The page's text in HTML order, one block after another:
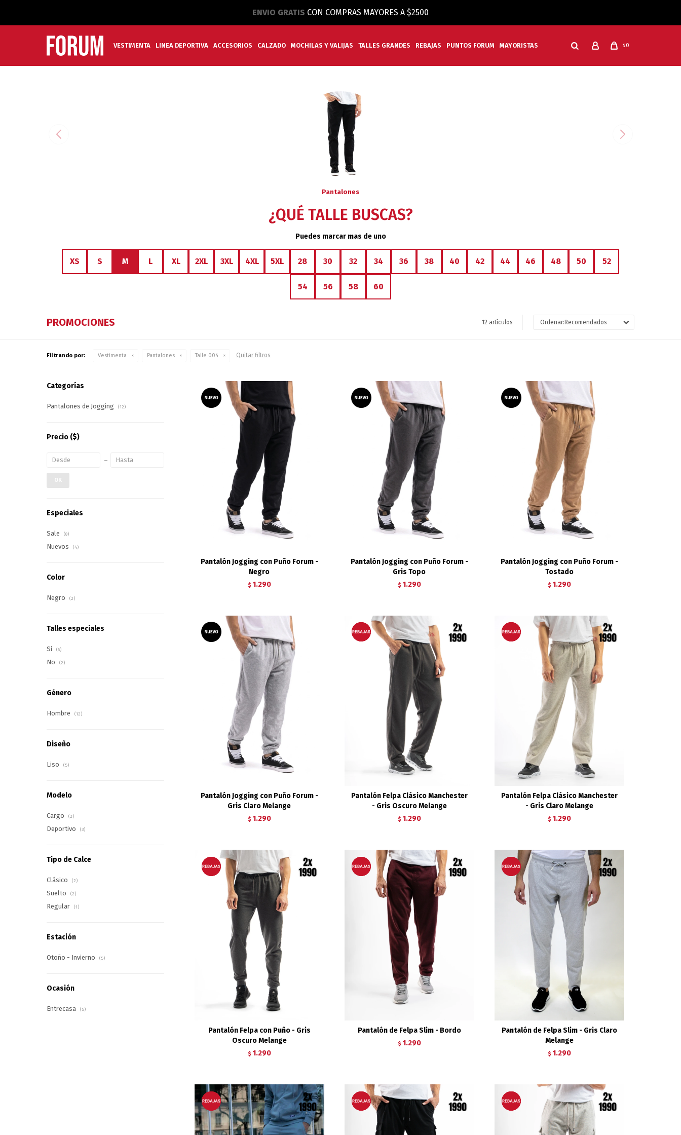
ENVIO GRATIS CON COMPRAS MAYORES A $2500
VESTIMENTA LINEA DEPORTIVA ACCESORIOS CALZADO MOCHILAS Y VALIJAS TALLES GRANDES REBAJAS PUNTOS FORUM MAYORISTAS $ 0
Pantalones
¿QUÉ TALLE BUSCAS?
Puedes marcar mas de uno
XS S M L XL 2XL 3XL 4XL 5XL 28 30 32 34 36 38 40 42 44 46 48 50 52
54 56 58 60
PROMOCIONES 12 artículos Recomendados
Filtrando por: Vestimenta Pantalones Talle 004 Quitar filtros
Pantalón Jogging con Puño Forum -
Negro
$ 1.290
Pantalón Jogging con Puño Forum -
Gris Topo
$ 1.290
Pantalón Jogging con Puño Forum -
Tostado
$ 1.290
Pantalón Jogging con Puño Forum -
Gris Claro Melange
$ 1.290
Pantalón Felpa Clásico Manchester
- Gris Oscuro Melange
$ 1.290
Pantalón Felpa Clásico Manchester
- Gris Claro Melange
$ 1.290
Pantalón Felpa con Puño - Gris
Oscuro Melange
$ 1.290
Pantalón de Felpa Slim - Bordo
$ 1.290
Pantalón de Felpa Slim - Gris Claro
Melange
$ 1.290
Categorías
Pantalones de Jogging (12)
Precio ($)
OK
Especiales
Sale (8)
Nuevos (4)
Color
Negro (2)
Talles especiales
Si (6)
No (2)
Género
Hombre (12)
Diseño
Liso (5)
Modelo
Cargo (2)
Deportivo (3)
Tipo de Calce
Clásico (2)
Suelto (2)
Regular (1)
Estación
Otoño - Invierno (5)
Ocasión
Entrecasa (5)